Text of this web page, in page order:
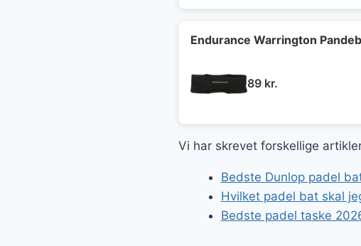
Endurance Warrington
89 kr.
Vi har skrevet forskellige
Bedste Dunlop padel
Hvilket padel bat skal
Bedste padel taske